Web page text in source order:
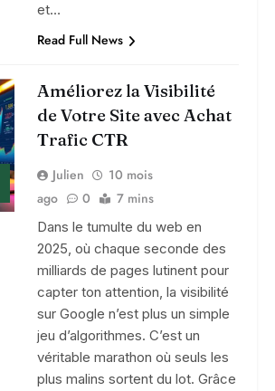
et…
Read Full News
Améliorez la Visibilité
de Votre Site avec Achat
Trafic CTR
Julien
10 mois
ago
0 7 mins
Dans le tumulte du web en
2025, où chaque seconde des
milliards de pages lutinent pour
capter ton attention, la visibilité
sur Google n’est plus un simple
jeu d’algorithmes. C’est un
véritable marathon où seuls les
plus malins sortent du lot. Grâce